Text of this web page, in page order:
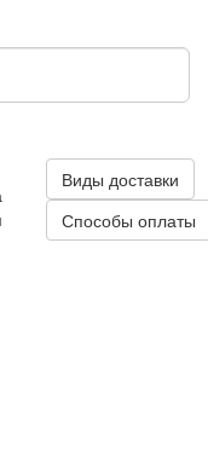
Виды доставки
Способы оплаты